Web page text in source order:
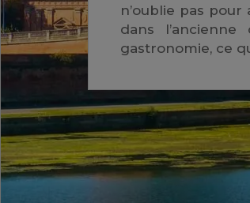
n’oublie pas
dans
gastronomie, ce